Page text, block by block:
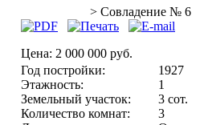
> Совладение № 6
Цена: 2 000 000 руб.
Год постройки:
1927
Этажность:
1
Земельный участок:
3 сот.
Количество комнат:
3